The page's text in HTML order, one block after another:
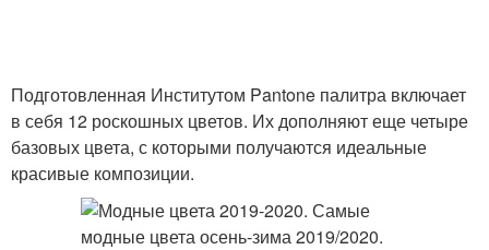
Подготовленная Институтом Pantone палитра включает
в себя 12 роскошных цветов. Их дополняют еще четыре
базовых цвета, с которыми получаются идеальные
красивые композиции.